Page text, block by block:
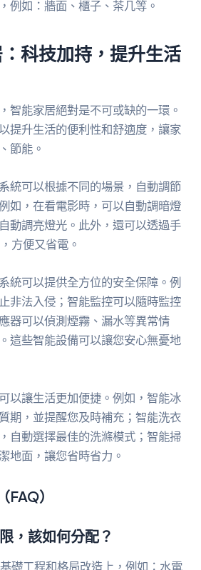
例如：牆面、櫃子、茶几等。
科技加持，提升生活
智能家居絕對是不可或缺的一環。
提升生活的便利性和舒適度，讓家
節能。
統可以根據不同的場景，自動調節
如，在看電影時，可以自動調暗燈
動調亮燈光。此外，還可以透過手
方便又省電。
統可以提供全方位的安全保障。例
非法入侵；智能監控可以隨時監控
器可以偵測煙霧、漏水等異常情
這些智能設備可以讓您安心無憂地
以讓生活更加便捷。例如，智能冰
期，並提醒您及時補充；智能洗衣
自動選擇最佳的洗滌模式；智能掃
地面，讓您省時省力。
）
，該如何分配？
礎工程和格局改造上，例如：水電